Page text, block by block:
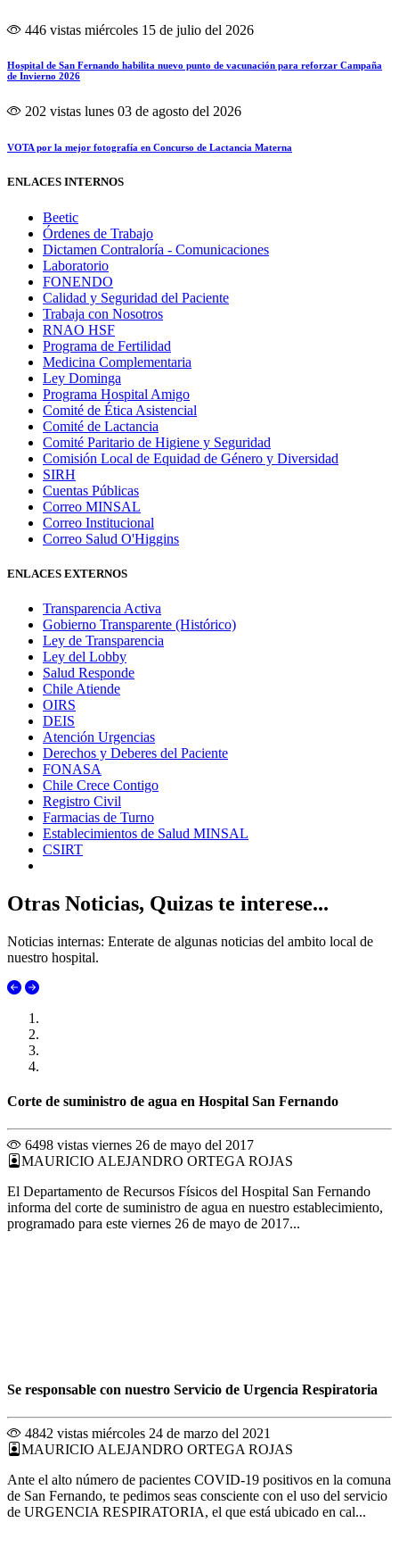
446 vistas miércoles 15 de julio del 2026
Hospital de San Fernando habilita nuevo punto de vacunación para reforzar Campaña
de Invierno 2026
202 vistas lunes 03 de agosto del 2026
VOTA por la mejor fotografía en Concurso de Lactancia Materna
ENLACES INTERNOS
Beetic
Órdenes de Trabajo
Dictamen Contraloría - Comunicaciones
Laboratorio
FONENDO
Calidad y Seguridad del Paciente
Trabaja con Nosotros
RNAO HSF
Programa de Fertilidad
Medicina Complementaria
Ley Dominga
Programa Hospital Amigo
Comité de Ética Asistencial
Comité de Lactancia
Comité Paritario de Higiene y Seguridad
Comisión Local de Equidad de Género y Diversidad
SIRH
Cuentas Públicas
Correo MINSAL
Correo Institucional
Correo Salud O'Higgins
ENLACES EXTERNOS
Transparencia Activa
Gobierno Transparente (Histórico)
Ley de Transparencia
Ley del Lobby
Salud Responde
Chile Atiende
OIRS
DEIS
Atención Urgencias
Derechos y Deberes del Paciente
FONASA
Chile Crece Contigo
Registro Civil
Farmacias de Turno
Establecimientos de Salud MINSAL
CSIRT
Otras Noticias, Quizas te interese...
Noticias internas: Enterate de algunas noticias del ambito local de
nuestro hospital.
Corte de suministro de agua en Hospital San Fernando
6498 vistas viernes 26 de mayo del 2017
MAURICIO ALEJANDRO ORTEGA ROJAS
El Departamento de Recursos Físicos del Hospital San Fernando
informa del corte de suministro de agua en nuestro establecimiento,
programado para este viernes 26 de mayo de 2017...
Se responsable con nuestro Servicio de Urgencia Respiratoria
4842 vistas miércoles 24 de marzo del 2021
MAURICIO ALEJANDRO ORTEGA ROJAS
Ante el alto número de pacientes COVID-19 positivos en la comuna
de San Fernando, te pedimos seas consciente con el uso del servicio
de URGENCIA RESPIRATORIA, el que está ubicado en cal...